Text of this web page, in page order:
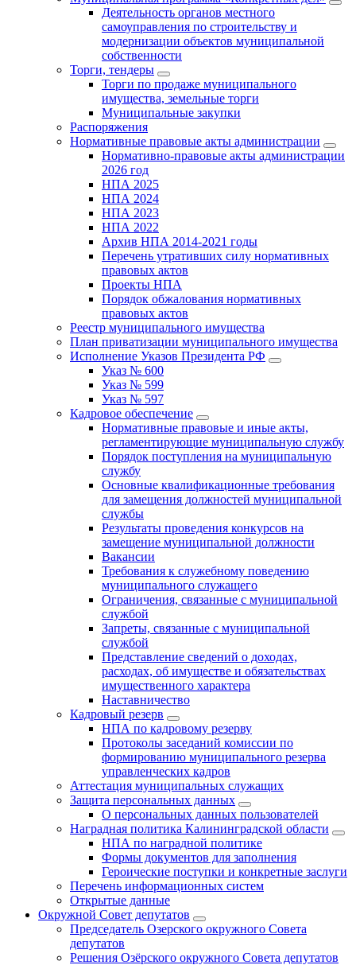
Деятельность органов местного
самоуправления по строительству и
модернизации объектов муниципальной
собственности
Торги, тендеры
Торги по продаже муниципального
имущества, земельные торги
Муниципальные закупки
Распоряжения
Нормативные правовые акты администрации
Нормативно-правовые акты администрации
2026 год
НПА 2025
НПА 2024
НПА 2023
НПА 2022
Архив НПА 2014-2021 годы
Перечень утративших силу нормативных
правовых актов
Проекты НПА
Порядок обжалования нормативных
правовых актов
Реестр муниципального имущества
План приватизации муниципального имущества
Исполнение Указов Президента РФ
Указ № 600
Указ № 599
Указ № 597
Кадровое обеспечение
Нормативные правовые и иные акты,
регламентирующие муниципальную службу
Порядок поступления на муниципальную
службу
Основные квалификационные требования
для замещения должностей муниципальной
службы
Результаты проведения конкурсов на
замещение муниципальной должности
Вакансии
Требования к служебному поведению
муниципального служащего
Ограничения, связанные с муниципальной
службой
Запреты, связанные с муниципальной
службой
Представление сведений о доходах,
расходах, об имуществе и обязательствах
имущественного характера
Наставничество
Кадровый резерв
НПА по кадровому резерву
Протоколы заседаний комиссии по
формированию муниципального резерва
управленческих кадров
Аттестация муниципальных служащих
Защита персональных данных
О персональных данных пользователей
Наградная политика Калининградской области
НПА по наградной политике
Формы документов для заполнения
Героические поступки и конкретные заслуги
Перечень информационных систем
Открытые данные
Окружной Совет депутатов
Председатель Озерского окружного Совета
депутатов
Решения Озёрского окружного Совета депутатов